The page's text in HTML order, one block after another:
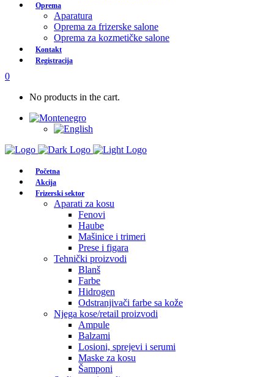
Oprema
Aparatura
Oprema za frizerske salone
Oprema za kozmetičke salone
Kontakt
Registracija
0
No products in the cart.
Početna
Akcija
Frizerski sektor
Aparati za kosu
Fenovi
Haube
Mašinice i trimeri
Prese i figara
Tehnički proizvodi
Blanš
Farbe
Hidrogen
Odstranjivači farbe sa kože
Njega kose/retail proizvodi
Ampule
Balzami
Losioni, sprejevi i serumi
Maske za kosu
Šamponi